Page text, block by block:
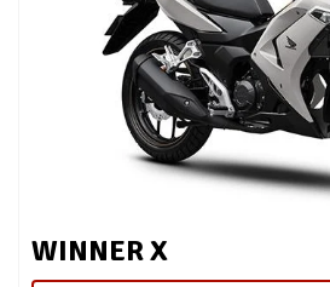
WINNER X